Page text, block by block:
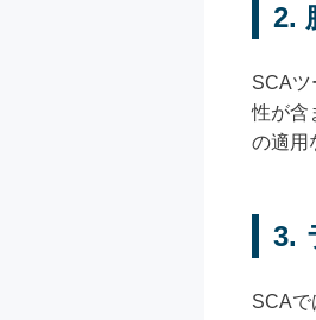
2.
SCAツ
性が含
の適用
3.
SCAで